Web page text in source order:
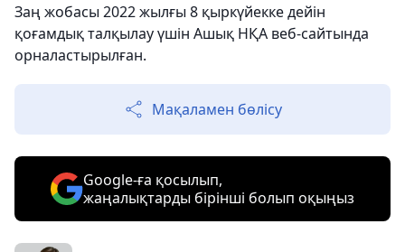
Заң жобасы 2022 жылғы 8 қыркүйекке дейін
қоғамдық талқылау үшін Ашық НҚА веб-сайтында
орналастырылған.
Мақаламен бөлісу
Google-ға қосылып,
жаңалықтарды бірінші болып оқыңыз